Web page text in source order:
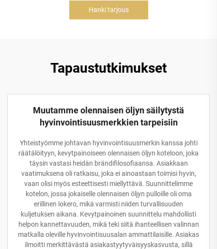
Hanki tarjous
Tapaustutkimukset
Muutamme olennaisen öljyn säilytystä
hyvinvointisuusmerkkien tarpeisiin
Yhteistyömme johtavan hyvinvointisuusmerkin kanssa johti
räätälöityyn, kevytpainoiseen olennaisen öljyn koteloon, joka
täysin vastasi heidän brändifilosofiaansa. Asiakkaan
vaatimuksena oli ratkaisu, joka ei ainoastaan toimisi hyvin,
vaan olisi myös esteettisesti miellyttävä. Suunnittelimme
kotelon, jossa jokaiselle olennaisen öljyn pulloille oli oma
erillinen lokero, mikä varmisti niiden turvallisuuden
kuljetuksen aikana. Kevytpainoinen suunnittelu mahdollisti
helpon kannettavuuden, mikä teki siitä ihanteellisen valinnan
matkalla oleville hyvinvointisuusalan ammattilaisille. Asiakas
ilmoitti merkittävästä asiakastyytyväisyyskasvusta, sillä